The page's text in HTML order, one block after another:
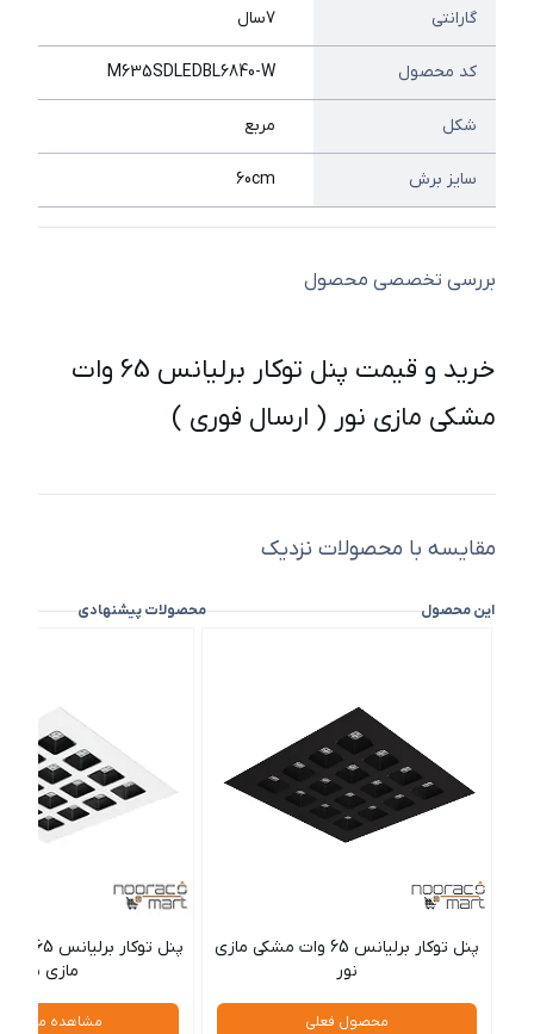
گارانتی 7سال
کد محصول M635SDLEDBL6840-W
شکل مربع
سایز برش 60cm
بررسی تخصصی محصول
خرید و قیمت پنل توکار برلیانس 65 وات
مشکی مازی نور ( ارسال فوری )
مقایسه با محصولات نزدیک
این محصول محصولات پیشنهادی
پنل توکار برلیانس 65 وات مشکی مازی
نور
محصول فعلی
مازی نور
مشاهده